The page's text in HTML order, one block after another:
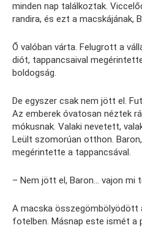
minden nap találkoztak.
randira, és ezt a macskájának,
Ő valóban várta. Felugrott a
diót, tappancsaival
boldogság.
De egyszer csak nem jött el.
Az emberek óvatosan néztek
mókusnak. Valaki nevetett,
Leült szomorúan otthon.
megérintette a tappancsával.
– Nem jött el, Baron… vajon mi
A macska összegömbölyödött
fotelben. Másnap este ismét a